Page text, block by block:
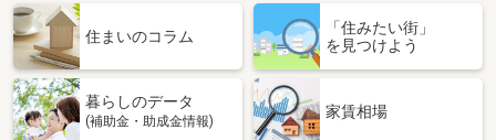
価 格
2,200万円
佐賀県佐賀市若宮１
建物面積 93.65m²
土地面積
321.86m²
住まいのコラム
「住みたい街」
を見つけよう
暮らしのデータ
(補助金・助成金情報)
家賃相場